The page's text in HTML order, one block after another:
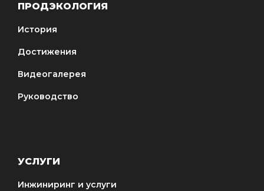
ПРОДЭКОЛОГИЯ
История
Достижения
Видеогалерея
Руководство
УСЛУГИ
Инжиниринг и услуги